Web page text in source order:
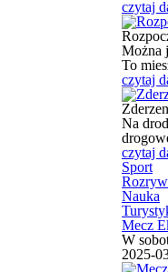
czytaj
Można
To
czytaj
Na
czytaj
Sport
Nauka
Mecz
W
2025-